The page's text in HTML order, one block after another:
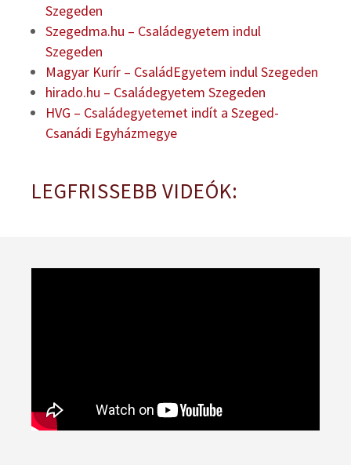
Szegeden
Szegedma.hu – Családegyetem indul
Szegeden
Magyar Kurír – CsaládEgyetem indul Szegeden
hirado.hu – Családegyetem Szegeden
HVG – Családegyetemet indít a Szeged-
Csanádi Egyházmegye
LEGFRISSEBB VIDEÓK: